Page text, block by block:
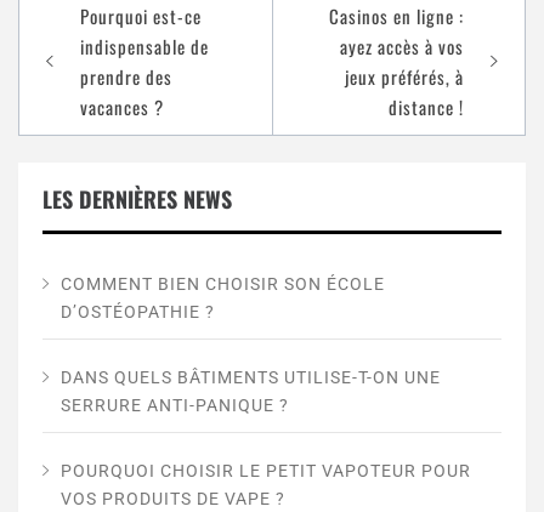
Pourquoi est-ce
indispensable de
prendre des
vacances ?
Casinos en ligne :
ayez accès à vos
jeux préférés, à
distance !
LES DERNIÈRES NEWS
COMMENT BIEN CHOISIR SON ÉCOLE
D’OSTÉOPATHIE ?
DANS QUELS BÂTIMENTS UTILISE-T-ON UNE
SERRURE ANTI-PANIQUE ?
POURQUOI CHOISIR LE PETIT VAPOTEUR POUR
VOS PRODUITS DE VAPE ?